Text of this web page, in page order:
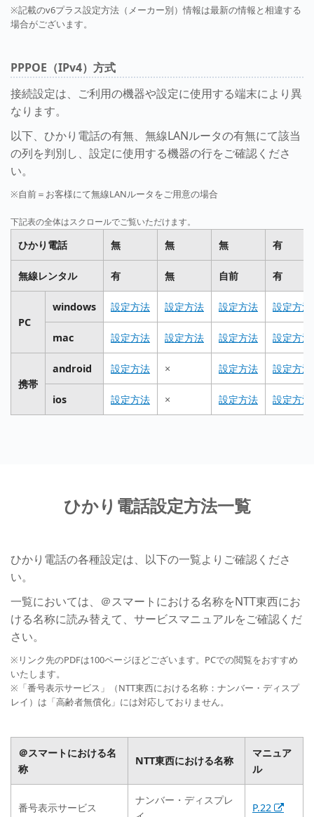
※記載のv6プラス設定方法（メーカー別）情報は最新の情報と相違する
場合がございます。
PPPOE（IPv4）方式
接続設定は、ご利用の機器や設定に使用する端末により異
なります。
以下、ひかり電話の有無、無線LANルータの有無にて該当
の列を判別し、設定に使用する機器の行をご確認くださ
い。
※自前＝お客様にて無線LANルータをご用意の場合
ひかり電話 無 無 無 有
無線レンタル 有 無 自前 有
PC
windows 設定方法 設定方法 設定方法 設定方法
mac 設定方法 設定方法 設定方法 設定方法
携帯
android 設定方法 × 設定方法 設定方法
ios 設定方法 × 設定方法 設定方法
ひかり電話設定方法一覧
ひかり電話の各種設定は、以下の一覧よりご確認くださ
い。
一覧においては、＠スマートにおける名称をNTT東西にお
ける名称に読み替えて、サービスマニュアルをご確認くだ
さい。
※リンク先のPDFは100ページほどございます。PCでの閲覧をおすすめ
いたします。
※「番号表示サービス」（NTT東西における名称：ナンバー・ディスプ
レイ）は「高齢者無償化」には対応しておりません。
＠スマートにおける名
称
NTT東西における名称
マニュア
ル
番号表示サービス
ナンバー・ディスプレ
P.22